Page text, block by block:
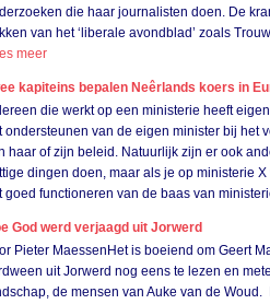
die haar journalisten doen. De
van het ‘liberale avondblad’ zoals
meer
kapiteins bepalen Neêrlands koers in
die werkt op een ministerie heeft
ondersteunen van de eigen minister bij het
haar of zijn beleid. Natuurlijk zijn er ook
dingen doen, maar als je op ministerie
goed functioneren van de baas van
God werd verjaagd uit Jorwerd
Pieter MaessenHet is boeiend om Geert
uit Jorwerd nog eens te lezen en
de mensen van Auke van de Woud.